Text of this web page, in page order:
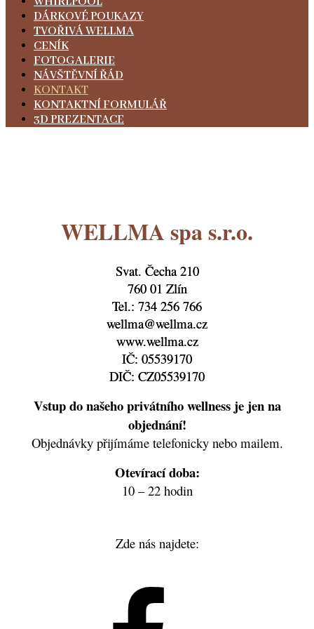
DÁRKOVÉ POUKAZY
TVOŘIVÁ WELLMA
CENÍK
FOTOGALERIE
NÁVŠTĚVNÍ ŘÁD
KONTAKT
KONTAKTNÍ FORMULÁŘ
3D PREZENTACE
WELLMA spa s.r.o.
Svat. Čecha 210
760 01 Zlín
Tel.: 734 256 766
wellma@wellma.cz
www.wellma.cz
IČ: 05539170
DIČ: CZ05539170
Vstup do našeho privátního wellness je jen na
objednání!
Objednávky přijímáme telefonicky nebo mailem.
Otevírací doba:
10 – 22 hodin
Zde nás najdete: